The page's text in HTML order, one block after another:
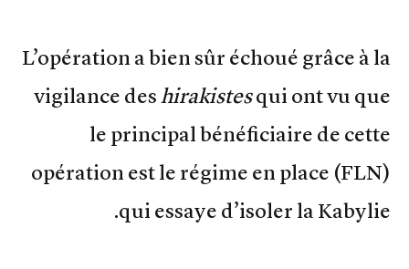
L’opération a bien sûr échoué grâce à la
vigilance deshirakistesqui ont vu que
le principal bénéficiaire de cette
opération est le régime en place (FLN)
qui essaye d’isoler la Kabylie.